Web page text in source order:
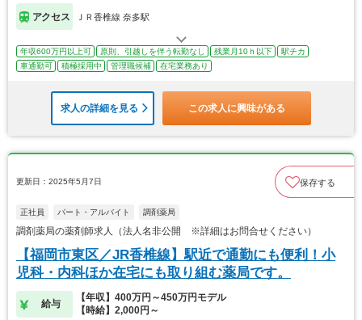
アクセス ＪＲ香椎線 奈多駅
年収600万円以上可 原則、引越しを伴う転勤なし 残業月10ｈ以下
駅チカ
車通勤可
積極採用中 管理職候補 在宅業務あり
求人の詳細を見る この求人に興味がある
更新日：2025年5月7日 保存する
正社員 パート・アルバイト 調剤薬局
調剤薬局の薬剤師求人（法人名非公開 ※詳細はお問合せください）
【福岡市東区／JR香椎線】駅近で通勤にも便利！小
児科・内科ほか在宅にも取り組む薬局です。
給与
【年収】400万円～450万円モデル
【時給】2,000円～